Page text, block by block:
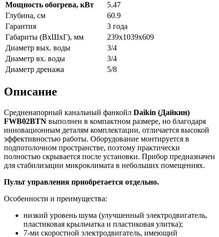
Мощность обогрева, кВт
5.47
Глубина, см
60.9
Гарантия
3 года
Габариты (ВxШxГ), мм
239x1039x609
Диаметр вых. воды
3/4
Диаметр вх. воды
3/4
Диаметр дренажа
5/8
Описание
Средненапорный канальный фанкойл Daikin (Дайкин)
FWB02BTN выполнен в компактном размере, но благодаря
инновационным деталям комплектации, отличается высокой
эффективностью работы. Оборудование монтируется в
подпотолочном пространстве, поэтому практически
полностью скрывается после установки. Прибор предназначен
для стабилизации микроклимата в небольших помещениях.
Пульт управления приобретается отдельно.
Особенности и преимущества:
низкий уровень шума (улучшенный электродвигатель,
пластиковая крыльчатка и пластиковая улитка);
7-ми скоростной электродвигатель, имеющий